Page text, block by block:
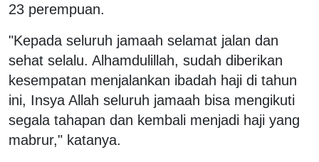
23 perempuan.
"Kepada seluruh jamaah selamat jalan dan
sehat selalu. Alhamdulillah, sudah diberikan
kesempatan menjalankan ibadah haji di tahun
ini, Insya Allah seluruh jamaah bisa mengikuti
segala tahapan dan kembali menjadi haji yang
mabrur," katanya.